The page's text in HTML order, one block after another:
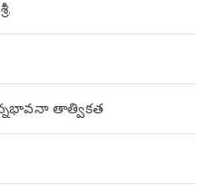
తాత్వికత